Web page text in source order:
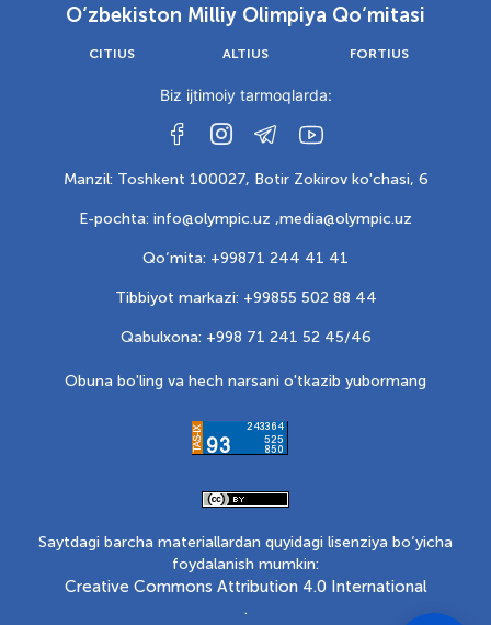
O‘zbekiston Milliy Olimpiya Qo‘mitasi
CITIUS ALTIUS FORTIUS
Biz ijtimoiy tarmoqlarda:
Manzil: Toshkent 100027, Botir Zokirov ko'chasi, 6
E-pochta: info@olympic.uz ,media@olympic.uz
Qo‘mita: +99871 244 41 41
Tibbiyot markazi: +99855 502 88 44
Qabulxona: +998 71 241 52 45/46
Obuna bo'ling va hech narsani o'tkazib yubormang
Saytdagi barcha materiallardan quyidagi lisenziya bo‘yicha
foydalanish mumkin:
Creative Commons Attribution 4.0 International
.